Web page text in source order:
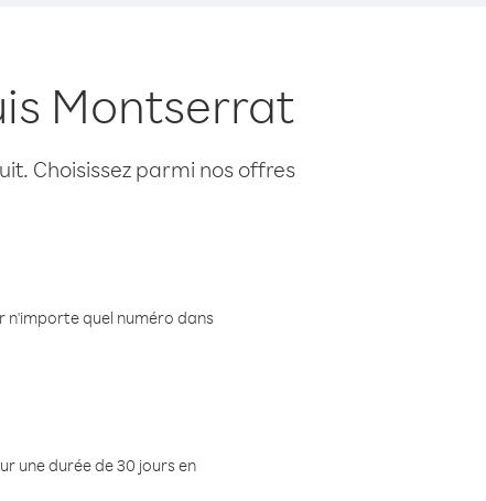
Montserrat
Choisissez parmi nos offres
n'importe quel numéro dans
une durée de 30 jours en